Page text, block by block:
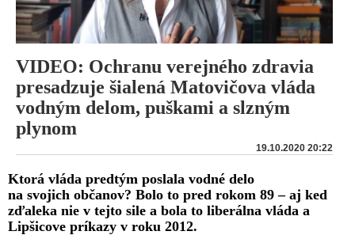
VIDEO: Ochranu verejného zdravia
presadzuje šialená Matovičova vláda
vodným delom, puškami a slzným
plynom
19.10.2020 20:22
Ktorá vláda predtým poslala vodné delo
na svojich občanov? Bolo to pred rokom 89 – aj ked
zďaleka nie v tejto sile a bola to liberálna vláda a
Lipšicove príkazy v roku 2012.